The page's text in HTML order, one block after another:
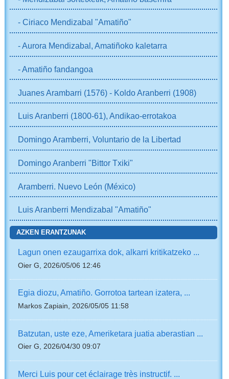
- Ciriaco Mendizabal "Amatiño"
- Aurora Mendizabal, Amatiñoko kaletarra
- Amatiño fandangoa
Juanes Arambarri (1576) - Koldo Aranberri (1908)
Luis Aranberri (1800-61), Andikao-errotakoa
Domingo Aramberri, Voluntario de la Libertad
Domingo Aranberri "Bittor Txiki"
Aramberri. Nuevo León (México)
Luis Aranberri Mendizabal "Amatiño"
AZKEN ERANTZUNAK
Lagun onen ezaugarrixa dok, alkarri kritikatzeko ...
Oier G, 2026/05/06 12:46
Egia diozu, Amatiño. Gorrotoa tartean izatera, ...
Markos Zapiain, 2026/05/05 11:58
Batzutan, uste eze, Ameriketara juatia aberastian ...
Oier G, 2026/04/30 09:07
Merci Luis pour cet éclairage très instructif. ...